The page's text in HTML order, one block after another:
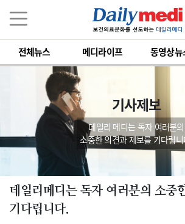
전체뉴스 메디라이프 동영상뉴
기사제보
데일리 메디는 독자 여러분의
소중한 의견과 제보를 기다립니
데일리메디는 독자 여러분의 소중
기다립니다.